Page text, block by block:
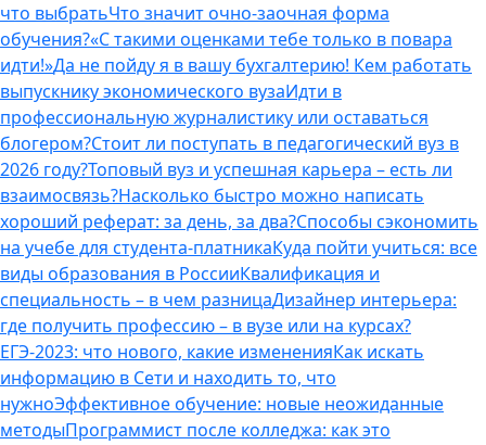
что выбратьЧто значит очно-заочная форма
обучения?«С такими оценками тебе только в повара
идти!»Да не пойду я в вашу бухгалтерию! Кем работать
выпускнику экономического вузаИдти в
профессиональную журналистику или оставаться
блогером?Стоит ли поступать в педагогический вуз в
2026 году?Топовый вуз и успешная карьера – есть ли
взаимосвязь?Насколько быстро можно написать
хороший реферат: за день, за два?Способы сэкономить
на учебе для студента-платникаКуда пойти учиться: все
виды образования в РоссииКвалификация и
специальность – в чем разницаДизайнер интерьера:
где получить профессию – в вузе или на курсах?
ЕГЭ-2023: что нового, какие измененияКак искать
информацию в Сети и находить то, что
нужноЭффективное обучение: новые неожиданные
методыПрограммист после колледжа: как это